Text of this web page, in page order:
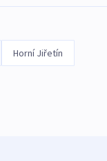
Horní Jiřetín